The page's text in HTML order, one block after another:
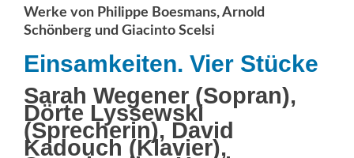
die
Unabhängigkeit
Werke von Philippe Boesmans, Arnold
Schönberg und Giacinto Scelsi
Einsamkeiten. Vier Stücke
Sarah Wegener (Sopran),
Dörte Lyssewski
(Sprecherin), David
Kadouch (Klavier),